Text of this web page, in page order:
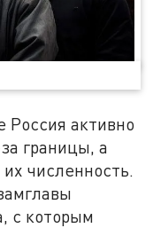
Россия активно
границы, а
численность.
с которым